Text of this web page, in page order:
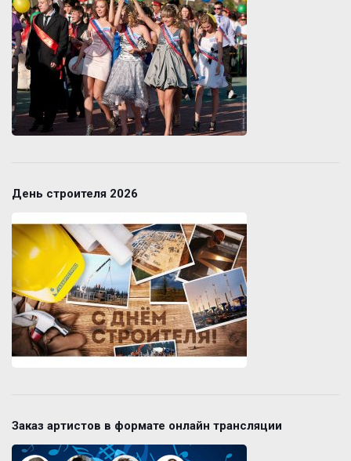
День строителя 2026
Заказ артистов в формате онлайн трансляции